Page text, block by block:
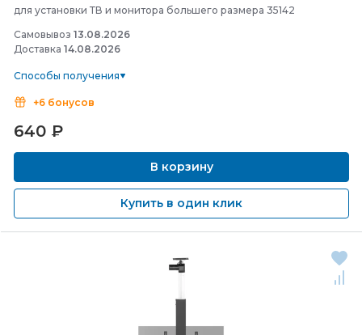
для установки ТВ и монитора большего размера 35142
Самовывоз 13.08.2026
Доставка 14.08.2026
Способы получения
+6 бонусов
640 ₽
В корзину
Купить в один клик